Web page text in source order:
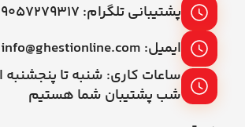
پشتیبانی تلگرام: ۰۹۰۵۷۲۷۹۳۱۷
ایمیل: info@ghestionline.com
شب پشتیبان شما هستیم